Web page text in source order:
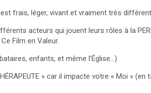
frais, léger, vivant et vraiment très
acteurs qui jouent leurs rôles à la
Film en Valeur.
enfants, et même l’Église…)
» car il impacte votre « Moi »